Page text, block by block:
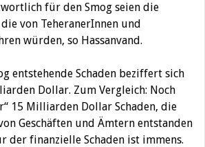
für den Smog seien die
von TeheranerInnen und
würden, so Hassanvand.
entstehende Schaden beziffert sich
Dollar. Zum Vergleich: Noch
15 Milliarden Dollar Schaden, die
Geschäften und Ämtern entstanden
der finanzielle Schaden ist immens.